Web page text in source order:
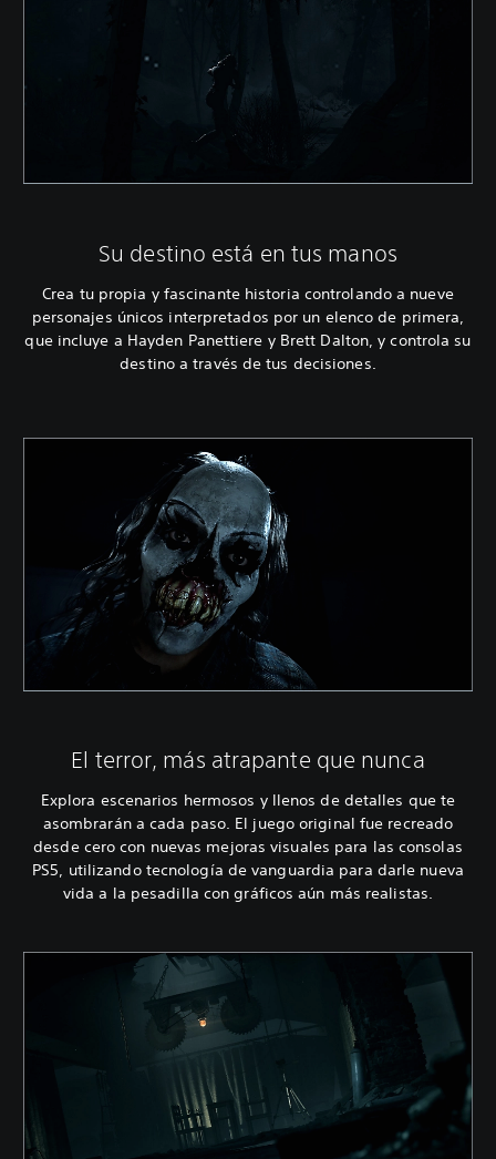
Su destino está en tus manos
Crea tu propia y fascinante historia controlando a nueve
personajes únicos interpretados por un elenco de primera,
que incluye a Hayden Panettiere y Brett Dalton, y controla su
destino a través de tus decisiones.
El terror, más atrapante que nunca
Explora escenarios hermosos y llenos de detalles que te
asombrarán a cada paso. El juego original fue recreado
desde cero con nuevas mejoras visuales para las consolas
PS5, utilizando tecnología de vanguardia para darle nueva
vida a la pesadilla con gráficos aún más realistas.